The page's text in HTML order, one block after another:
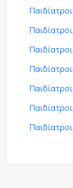
Παιδίατροι